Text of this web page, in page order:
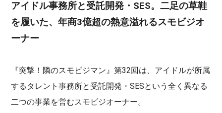
アイドル事務所と受託開発・SES。二足の草鞋
を履いた、年商3億超の熱意溢れるスモビジオ
ーナー
『突撃！隣のスモビジマン』第32回は、アイドルが所属
するタレント事務所と受託開発・SESという全く異なる
二つの事業を営むスモビジオーナー。